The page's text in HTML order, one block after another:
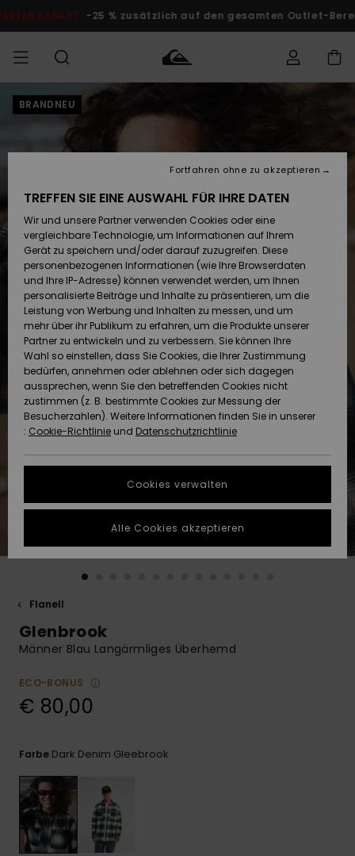
zur
Produktinformation
DOPPELTER RABATT -25 % zusätzlich auf den gesamten
MÄNNER Kleidung
Accessoires
Schuhe&
Flip-Flops
Surf
Snow
Brandneu
Highlights
JUNGEN
Kleidung
Accessoires
Schuhe&
Flip-Flops
Surf
Snow
Brandneu
Highlights
FRAUEN
Shop
Brandneu
Highlights
Snow
SURF
Surf Shop
Kinder
Highlights
Community
SNOW
Snow Shop
Kinder
Snow Shop
Damen
Highlights
Community
DOPPELTER
RABATT
Outlet
KINDER
Outlet
Frauen
HILFE & KONTAKT
Bestellung
Versand
Retouren
Bezahlung
Geschenkkarte
Quiksilver
Freedom
Datenschutz
Starten Sie eine
Unterhaltung,
schnellste
Antwort auf Ihre
Frage zu
Finden Sie
Antworten auf
ansehen
NACHHALTIGKEIT
WUNSCHLISTE
BRANDNEU
Flanell
Glenbrook
Männer Blau Langärmliges Überhemd
ECO-BONUS
€ 80,00
Farbe Dark Denim Gleebrook
TREFFEN SIE EINE AUSWAHL FÜR IHRE DATEN
Wir und unsere Partner verwenden Cookies oder eine
vergleichbare Technologie, um Informationen auf Ihrem
Gerät zu speichern und/oder darauf zuzugreifen. Diese
personenbezogenen Informationen (wie Ihre Browserdaten
und Ihre IP-Adresse) können verwendet werden, um Ihnen
personalisierte Beiträge und Inhalte zu präsentieren, um die
Leistung von Werbung und Inhalten zu messen, und um
mehr über ihr Publikum zu erfahren, um die Produkte unserer
Partner zu entwickeln und zu verbessern. Sie können Ihre
Wahl so einstellen, dass Sie Cookies, die Ihrer Zustimmung
bedürfen, annehmen oder ablehnen oder sich dagegen
aussprechen, wenn Sie den betreffenden Cookies nicht
zustimmen (z. B. bestimmte Cookies zur Messung der
Besucherzahlen). Weitere Informationen finden Sie in unserer
: Cookie-Richtlinie und Datenschutzrichtlinie
Cookies verwalten
Fortfahren ohne zu akzeptieren
Alle Cookies akzeptieren